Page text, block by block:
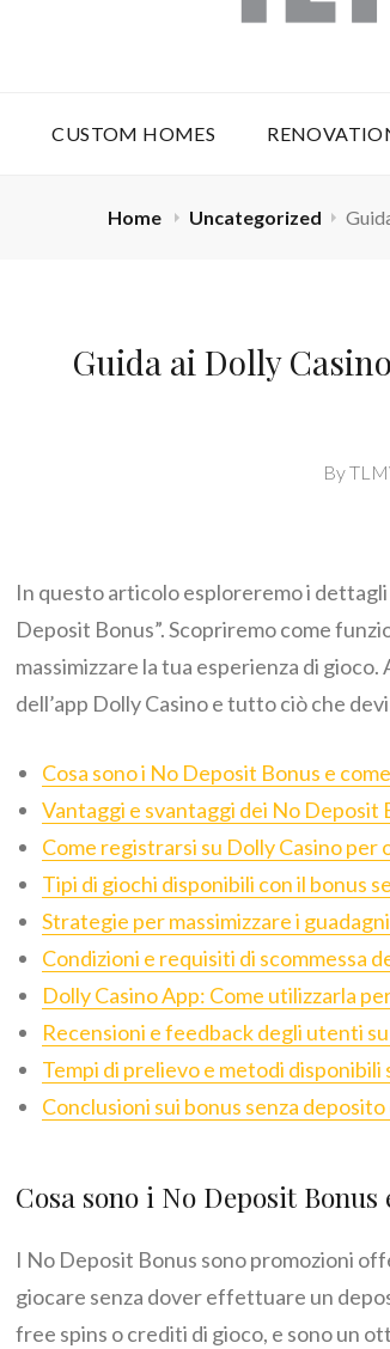
CUSTOM HOMES
Home Uncategorized
Guida ai Dolly
By
In questo articolo esploreremo i dettagli
Deposit Bonus”. Scopriremo come
massimizzare la tua esperienza di
dell’app Dolly Casino e tutto ciò che
Cosa sono i No Deposit Bonus e
Vantaggi e svantaggi dei No Deposit
Come registrarsi su Dolly Casino per
Tipi di giochi disponibili con il bonus
Strategie per massimizzare i
Condizioni e requisiti di scommessa
Dolly Casino App: Come utilizzarla
Recensioni e feedback degli utenti
Tempi di prelievo e metodi disponibili
Conclusioni sui bonus senza
Cosa sono i No Deposit
I No Deposit Bonus sono promozioni
giocare senza dover effettuare un
free spins o crediti di gioco, e sono un